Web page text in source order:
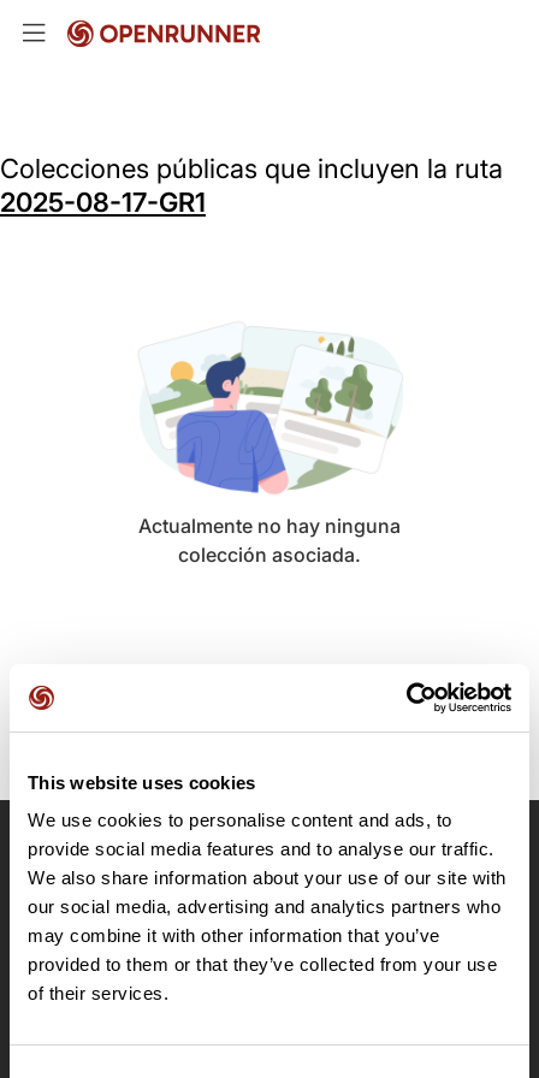
This website uses cookies
We use cookies to personalise content and ads, to
provide social media features and to analyse our traffic.
We also share information about your use of our site with
our social media, advertising and analytics partners who
may combine it with other information that you’ve
provided to them or that they’ve collected from your use
of their services.
Colecciones públicas que incluyen la ruta
2025-08-17-GR1
Actualmente no hay ninguna
colección asociada.
OpenRunner
Equipo
Empleo
A proposito
Contacto